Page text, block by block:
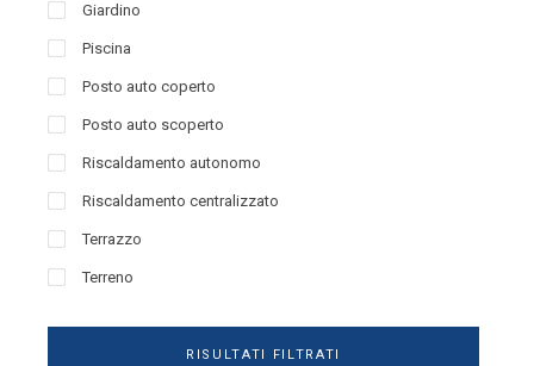
Giardino
Piscina
Posto auto coperto
Posto auto scoperto
Riscaldamento autonomo
Riscaldamento centralizzato
Terrazzo
Terreno
RISULTATI FILTRATI